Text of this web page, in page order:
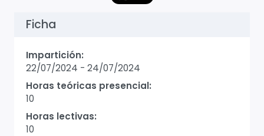
Ficha
Impartición:
22/07/2024 - 24/07/2024
Horas teóricas presencial:
10
Horas lectivas:
10